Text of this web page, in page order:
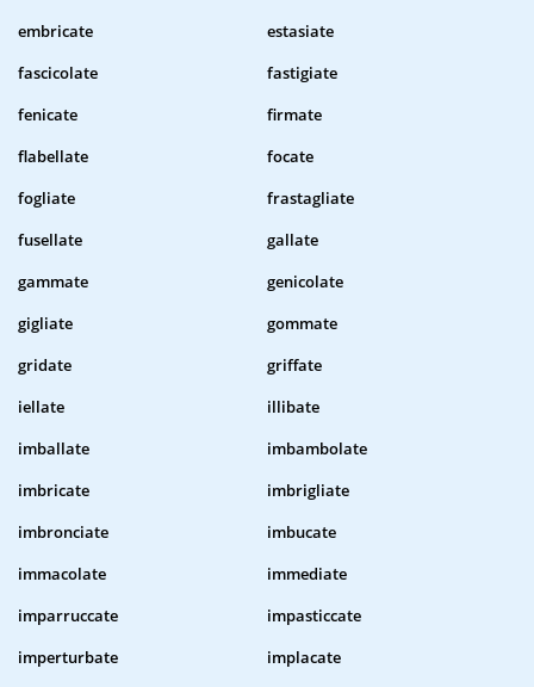
embricate
estasiate
fascicolate
fastigiate
fenicate
firmate
flabellate
focate
fogliate
frastagliate
fusellate
gallate
gammate
genicolate
gigliate
gommate
gridate
griffate
iellate
illibate
imballate
imbambolate
imbricate
imbrigliate
imbronciate
imbucate
immacolate
immediate
imparruccate
impasticcate
imperturbate
implacate